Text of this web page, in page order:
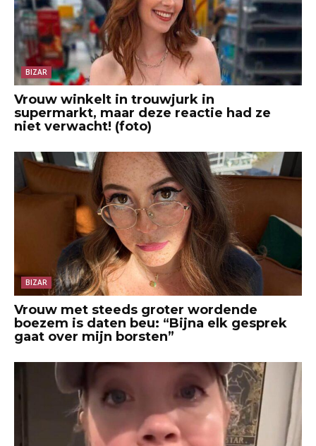
BIZAR
Vrouw winkelt in trouwjurk in
supermarkt, maar deze reactie had ze
niet verwacht! (foto)
BIZAR
Vrouw met steeds groter wordende
boezem is daten beu: “Bijna elk gesprek
gaat over mijn borsten”